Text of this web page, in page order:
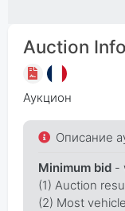
Auction Info
Аукцион
Описание
Minimum bid-
(1) Auction
(2) Most